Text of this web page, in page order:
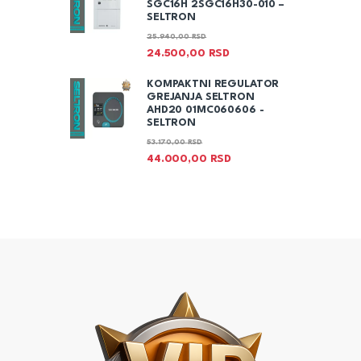
SGC16H 2SGC16H30-010 –
SELTRON
24.500,00 RSD
25.940,00RSD
KOMPAKTNI REGULATOR
GREJANJA SELTRON
AHD20 01MC060606 -
SELTRON
44.000,00 RSD
53.170,00RSD